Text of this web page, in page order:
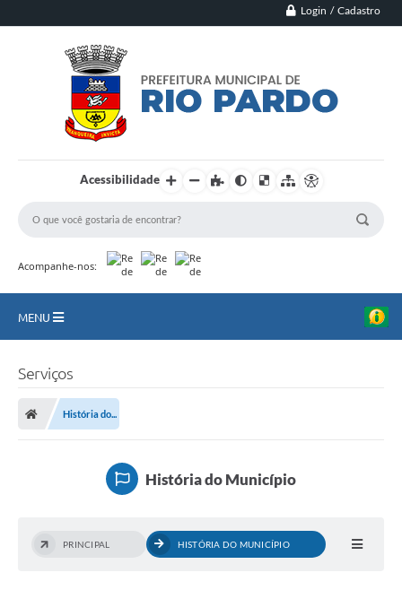
Login / Cadastro
Acessibilidade
Acompanhe-nos:
MENU
Prefeitura
ACESSO À INFORMAÇÃO
Turismo
Serviços
História do...
História do Município
PRINCIPAL HISTÓRIA DO MUNICÍPIO